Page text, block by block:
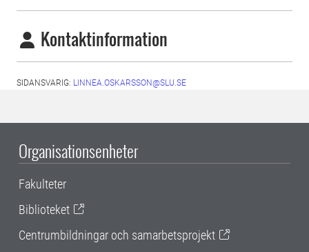
Kontaktinformation
SIDANSVARIG: LINNEA.OSKARSSON@SLU.SE
Organisationsenheter
Fakulteter
Biblioteket
Centrumbildningar och samarbetsprojekt